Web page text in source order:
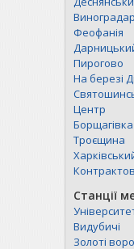
Виноградар
Феофанія
Пирогово
На березі
Центр
Борщагівка
Троєщина
Станції
Видубичі
Золоті